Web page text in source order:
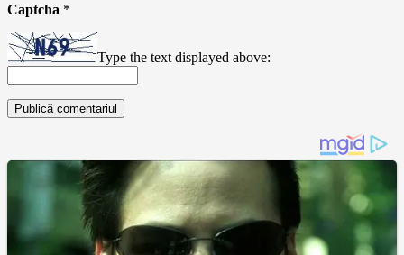
Captcha *
Type the text displayed above: